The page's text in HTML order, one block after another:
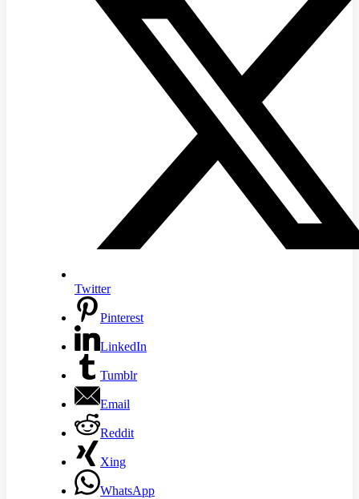
Twitter
Pinterest
LinkedIn
Tumblr
Email
Reddit
Xing
WhatsApp